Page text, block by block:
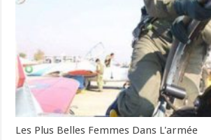
Les Plus Belles Femmes Dans L'armée